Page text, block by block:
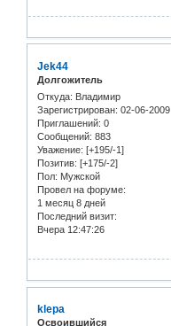
Jek44
Долгожитель
Откуда: Владимир
Зарегистрирован: 02-06-2009
Приглашений: 0
Сообщений: 883
Уважение: [+195/-1]
Позитив: [+175/-2]
Пол: Мужской
Провел на форуме:
1 месяц 8 дней
Последний визит:
Вчера 12:47:26
klepa
Освоившийся